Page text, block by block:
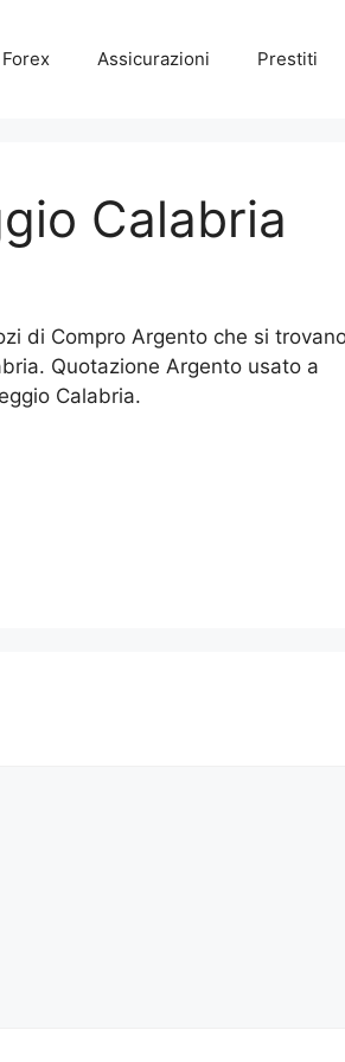
Forex Assicurazioni Prestiti
Calabria
di Compro Argento che si
Quotazione Argento usato a
Calabria.